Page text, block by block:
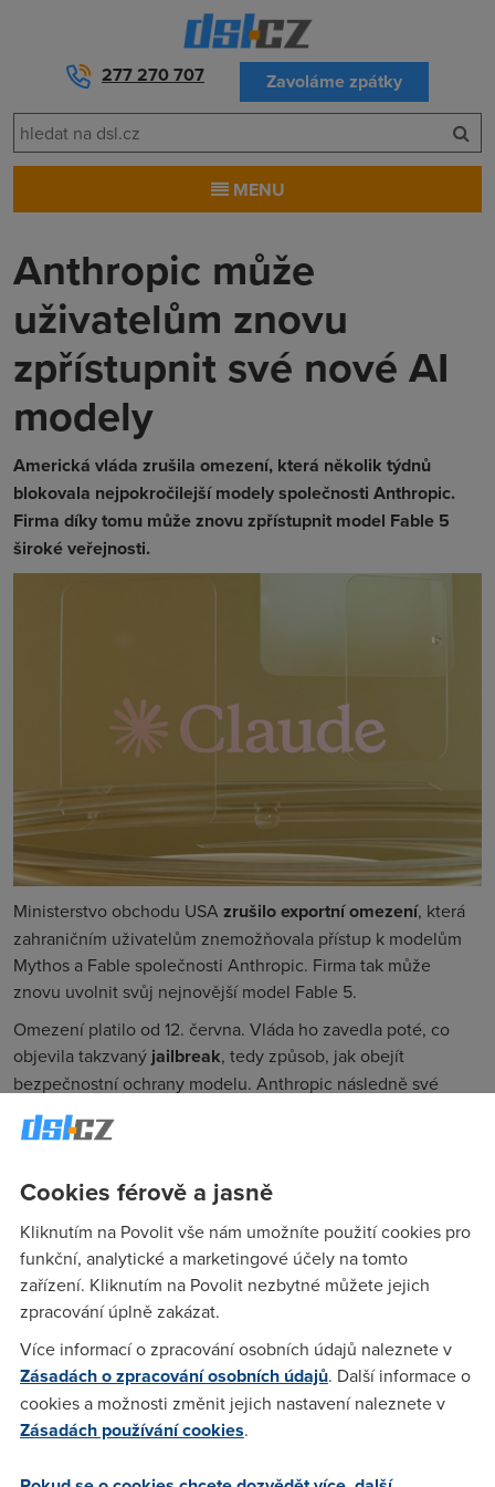
277 270 707 Zavoláme zpátky
MENU
Anthropic může
uživatelům znovu
zpřístupnit své nové AI
modely
Americká vláda zrušila omezení, která několik týdnů
blokovala nejpokročilejší modely společnosti Anthropic.
Firma díky tomu může znovu zpřístupnit model Fable 5
široké veřejnosti.
Ministerstvo obchodu USA zrušilo exportní omezení, která
zahraničním uživatelům znemožňovala přístup k modelům
Mythos a Fable společnosti Anthropic. Firma tak může
znovu uvolnit svůj nejnovější model Fable 5.
Omezení platilo od 12. června. Vláda ho zavedla poté, co
objevila takzvaný jailbreak, tedy způsob, jak obejít
bezpečnostní ochrany modelu. Anthropic následně své
nejvýkonnější modely stáhl z veřejného provozu po celém
světě.
přijala nová opatření, která majíaktivně odhalovat a řešit
bezpečnostní rizikaspojená s modely. Zdroj blízký
společnosti uvedl, že nové zabezpečení otestovalo a
schválilo vládní Centrum pro standardy a inovace v oblasti
AI.
Týden před úplným zrušením zákazu mohla společnost
zpřístupnit model Mythos 5 přibližněstovce předem
prověřených partnerů. Nyní se možnost používání rozšiřuje i
na ostatní uživatele.
Cookies férově a jasně
Kliknutím na Povolit vše nám umožníte použití cookies pro
funkční, analytické a marketingové účely na tomto
zařízení. Kliknutím na Povolit nezbytné můžete jejich
zpracování úplně zakázat.
Více informací o zpracování osobních údajů naleznete v
Zásadách o zpracování osobních údajů. Další informace o
cookies a možnosti změnit jejich nastavení naleznete v
Zásadách používání cookies.